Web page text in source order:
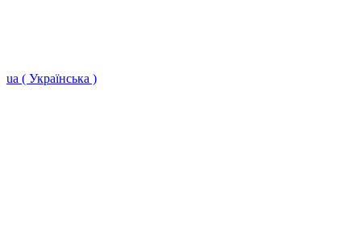
ua ( Українська )